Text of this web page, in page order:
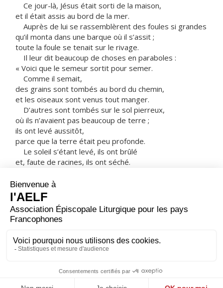
Ce jour-là, Jésus était sorti de la maison,
et il était assis au bord de la mer.
Auprès de lui se rassemblèrent des foules si grandes
qu’il monta dans une barque où il s’assit ;
toute la foule se tenait sur le rivage.
Il leur dit beaucoup de choses en paraboles :
« Voici que le semeur sortit pour semer.
Comme il semait,
des grains sont tombés au bord du chemin,
et les oiseaux sont venus tout manger.
D’autres sont tombés sur le sol pierreux,
où ils n’avaient pas beaucoup de terre ;
ils ont levé aussitôt,
parce que la terre était peu profonde.
Le soleil s’étant levé, ils ont brûlé
et, faute de racines, ils ont séché.
les ronces ont poussé et les ont étouffés.
D’autres sont tombés dans la bonne terre,
et ils ont donné du fruit
à raison de cent, ou soixante, ou trente pour un.
Celui qui a des oreilles,
qu’il entende ! »
– Acclamons la Parole de Dieu.